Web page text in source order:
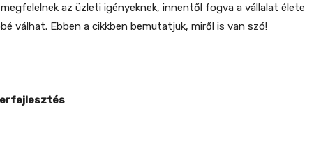
az üzleti igényeknek, innentől fogva a vállalat élete
válhat. Ebben a cikkben bemutatjuk, miről is van szó!